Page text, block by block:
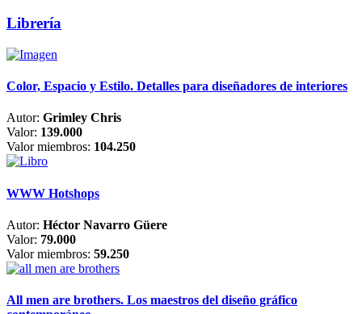
Librería
Color, Espacio y Estilo. Detalles para diseñadores de interiores
Autor: Grimley Chris
Valor: 139.000
Valor miembros: 104.250
WWW Hotshops
Autor: Héctor Navarro Güere
Valor: 79.000
Valor miembros: 59.250
All men are brothers. Los maestros del diseño gráfico